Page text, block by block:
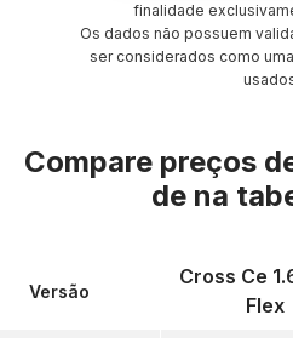
finalidade
Os dados não possuem
ser considerados como
Compare preços
de na
Versão
Cross Ce
Flex